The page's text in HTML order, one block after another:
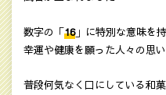
数字の「16」に特別な意味を
幸運や健康を願った人々の思
普段何気なく口にしている和